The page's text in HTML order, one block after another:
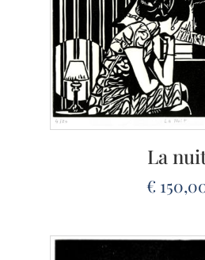
La
€